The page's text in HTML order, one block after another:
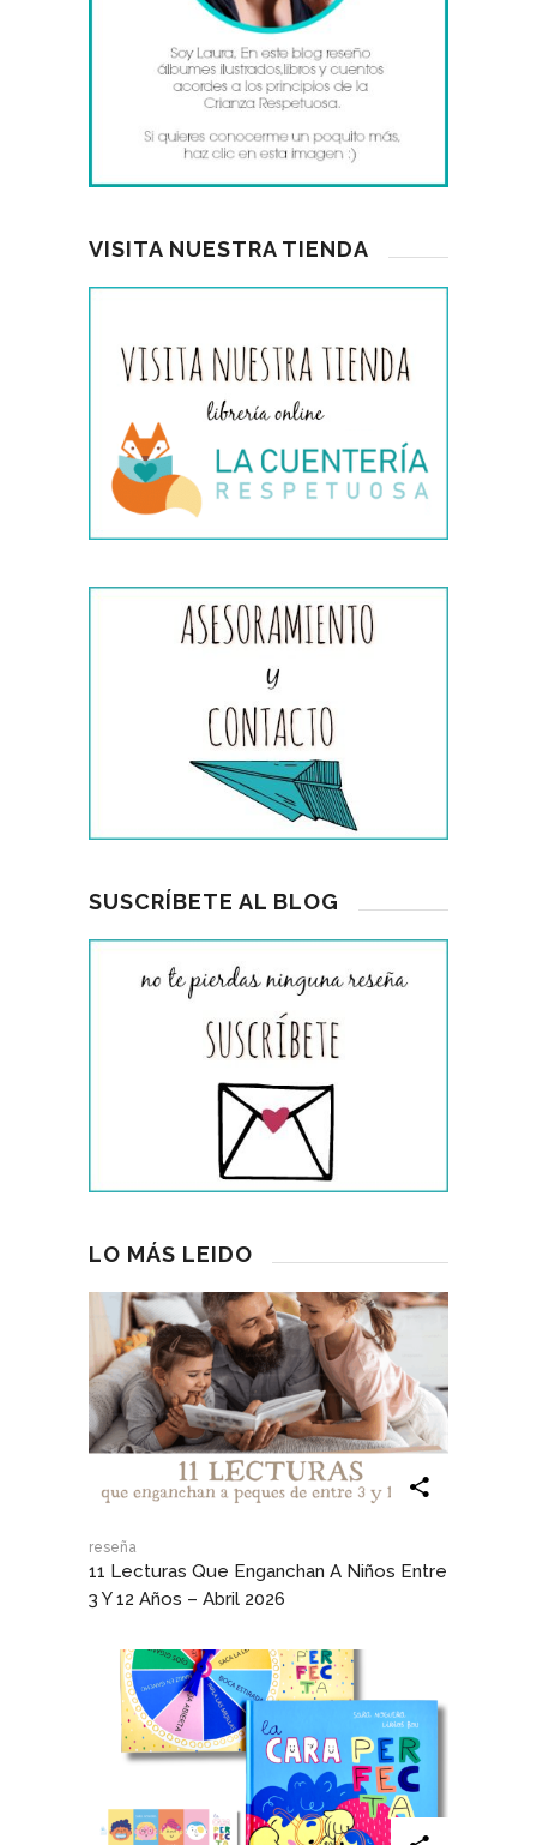
VISITA NUESTRA TIENDA
SUSCRÍBETE AL BLOG
LO MÁS LEIDO
reseña
11 Lecturas Que Enganchan A Niños Entre
3 Y 12 Años – Abril 2026